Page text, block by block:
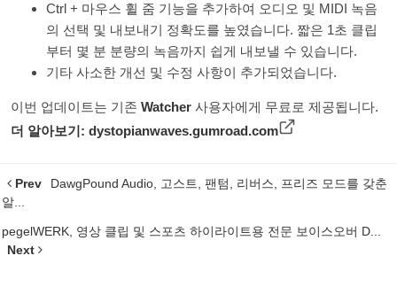
Ctrl + 마우스 휠 줌 기능을 추가하여 오디오 및 MIDI 녹음
의 선택 및 내보내기 정확도를 높였습니다. 짧은 1초 클립
부터 몇 분 분량의 녹음까지 쉽게 내보낼 수 있습니다.
기타 사소한 개선 및 수정 사항이 추가되었습니다.
이번 업데이트는 기존 Watcher 사용자에게 무료로 제공됩니다.
더 알아보기: dystopianwaves.gumroad.com
Prev
DawgPound Audio, 고스트, 팬텀, 리버스, 프리즈 모드를 갖춘
알...
pegelWERK, 영상 클립 및 스포츠 하이라이트용 전문 보이스오버 D...
Next